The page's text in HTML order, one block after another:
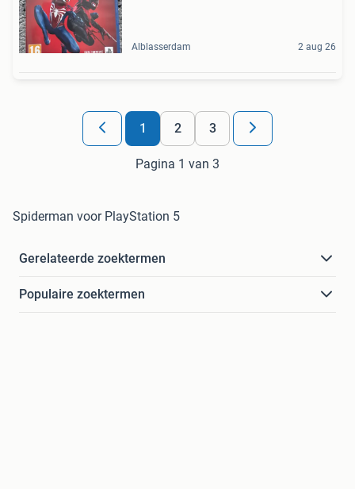
Alblasserdam 2 aug 26
1 2 3
Pagina 1 van 3
Spiderman voor PlayStation 5
Gerelateerde zoektermen
Populaire zoektermen